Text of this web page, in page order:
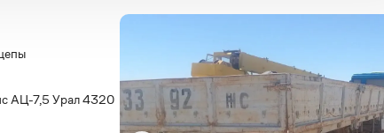
АЦ-7,5 Урал 4320